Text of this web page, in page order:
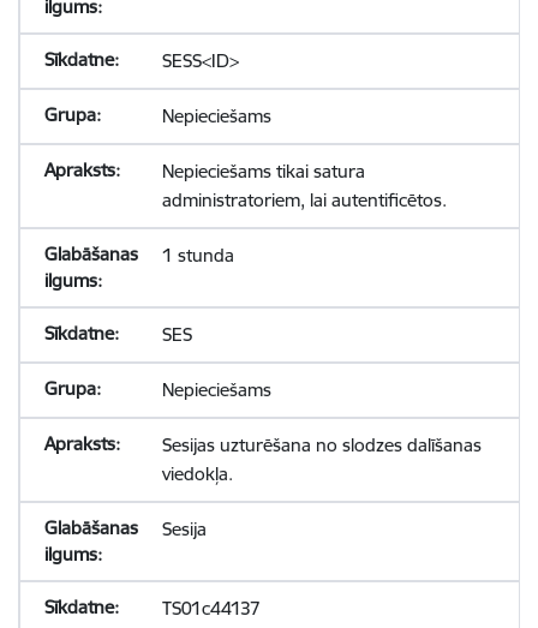
SESS<ID>
Nepieciešams
Nepieciešams tikai satura
administratoriem, lai autentificētos.
1 stunda
SES
Nepieciešams
Sesijas uzturēšana no slodzes dalīšanas
viedokļa.
Sesija
TS01c44137